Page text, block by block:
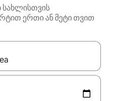
სახლისთვის
ერთი ან მეტი თვით
გახდება, ნავიგაციისთვის